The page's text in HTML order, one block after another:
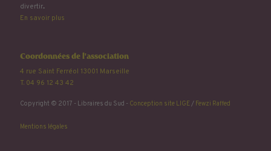
divertir...
En savoir plus
Coordonnées de l'association
4 rue Saint Ferréol 13001 Marseille
T. 04 96 12 43 42
Copyright © 2017 - Libraires du Sud - Conception site LIGE/ Fewzi Raffed
Mentions légales